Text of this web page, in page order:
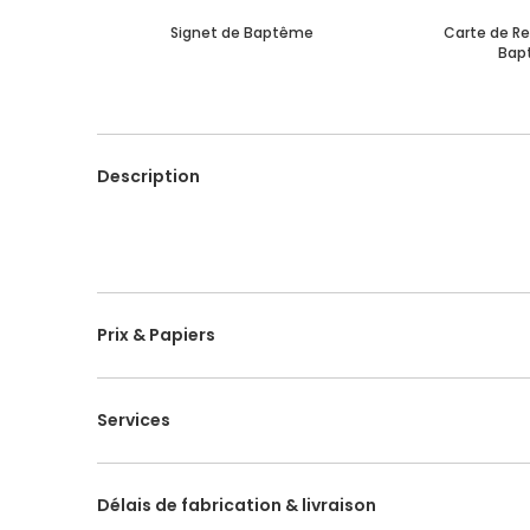
Description
Prix & Papiers
Services
Délais de fabrication & livraison
Signet de Baptême
Carte de